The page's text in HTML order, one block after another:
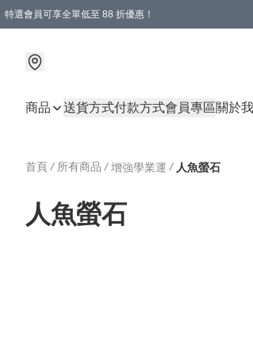
特選會員可享全單低至 88 折優惠！
商品 送貨方式付款方式會員專區關於
首頁 / 所有商品 / 增強學業運 / 人魚螢石
人魚螢石